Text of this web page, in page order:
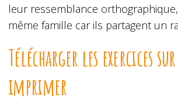
leur ressemblance
même famille car ils partagent un
Télécharger les exercices
imprimer